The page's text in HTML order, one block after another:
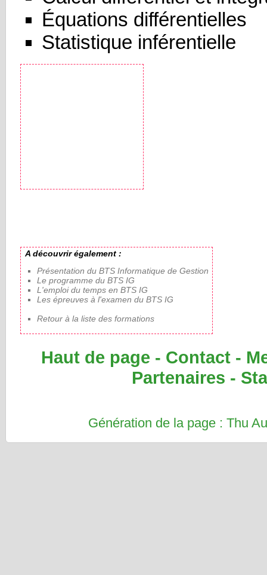
Équations différentielles
Statistique inférentielle
A découvrir également :
Présentation du BTS Informatique de Gestion
Le programme du BTS IG
L'emploi du temps en BTS IG
Les épreuves à l'examen du BTS IG
Retour à la liste des formations
Haut de page - Contact -
Partenaires -
Génération de la page : Thu